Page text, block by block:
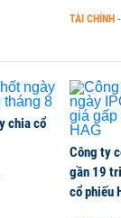
tố
TÀI CHÍNH -
chia cổ
Công ty
gần 19
cổ phiếu